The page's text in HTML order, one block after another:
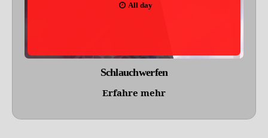
All day
Schlauchwerfen
Erfahre mehr